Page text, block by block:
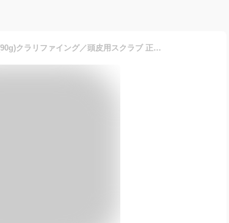
sabon サボン ヘッドスクラブ(90g)クラリファイング／頭皮用スクラブ 正規品 頭皮すっきり！死海の塩で本格スカルプケア 毛穴洗浄 洗浄力 頭皮スクラブ 頭皮クレンジング 角質除去 ノンシリコン